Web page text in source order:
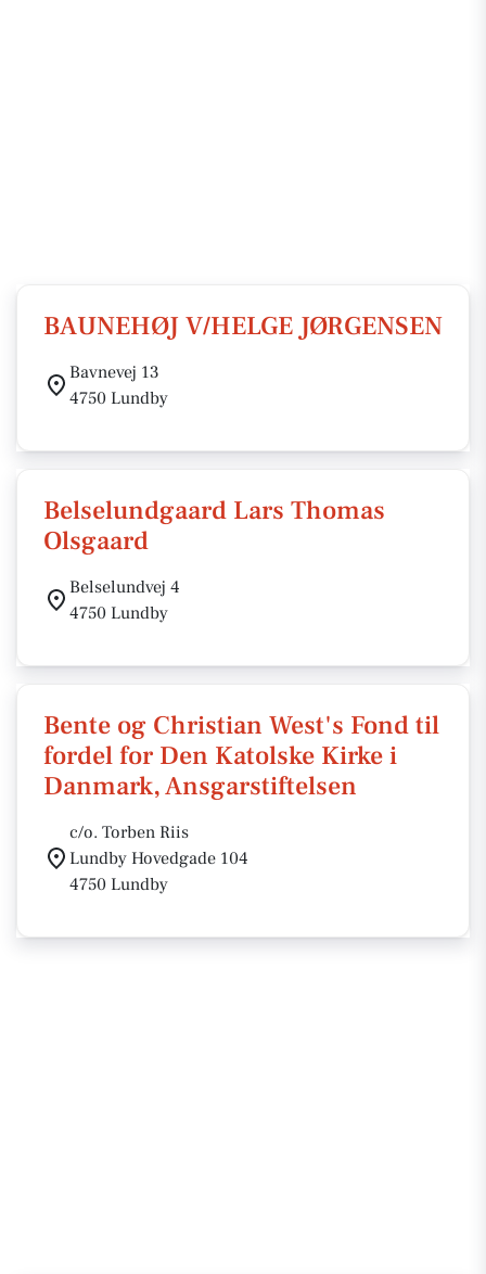
BAUNEHØJ V/HELGE JØRGENSEN
Bavnevej 13
4750 Lundby
Belselundgaard Lars Thomas
Olsgaard
Belselundvej 4
4750 Lundby
Bente og Christian West's Fond til
fordel for Den Katolske Kirke i
Danmark, Ansgarstiftelsen
c/o. Torben Riis
Lundby Hovedgade 104
4750 Lundby